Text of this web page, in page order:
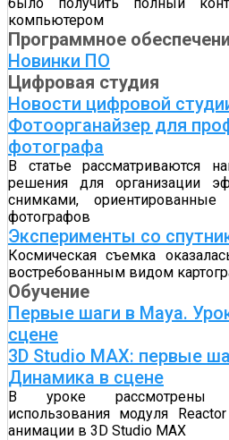
компьютером
Программное
Новинки ПО
Цифровая студия
Новости цифровой
Фотоорганайзер для
фотографа
В статье рассматриваются
решения для организации
снимками,
фотографов
Эксперименты со
Космическая съемка
востребованным видом
Обучение
Первые шаги в Maya.
сцене
3D Studio MAX: первые
Динамика в сцене
В уроке рассмотрены
использования модуля
анимации в 3D Studio MAX